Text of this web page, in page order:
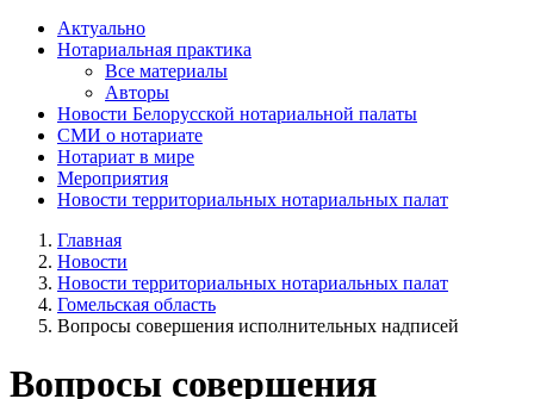
Актуально
Нотариальная практика
Все материалы
Авторы
Новости Белорусской нотариальной палаты
СМИ о нотариате
Нотариат в мире
Мероприятия
Новости территориальных нотариальных палат
Главная
Новости
Новости территориальных нотариальных палат
Гомельская область
Вопросы совершения исполнительных надписей
Вопросы совершения